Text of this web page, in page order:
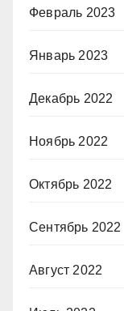
Февраль 2023
Январь 2023
Декабрь 2022
Ноябрь 2022
Октябрь 2022
Сентябрь 2022
Август 2022